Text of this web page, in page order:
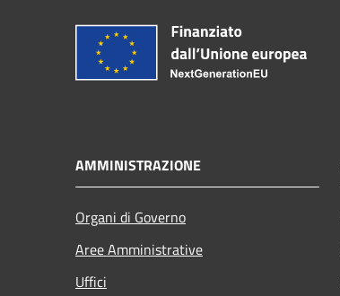
AMMINISTRAZIONE
Organi di Governo
Aree Amministrative
Uffici